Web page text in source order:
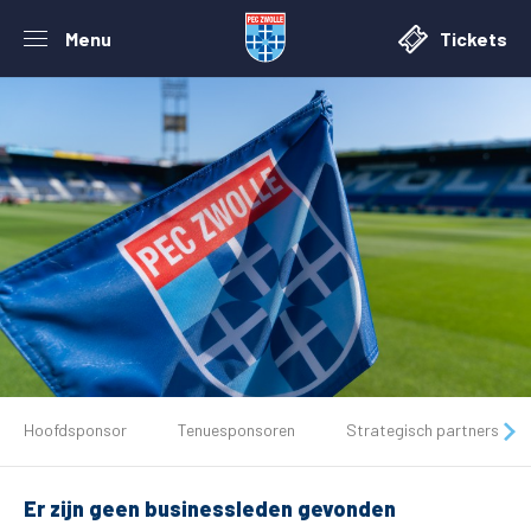
Menu Tickets
Tickets
Matchdays
Hoofdsponsor Tenuesponsoren Strategisch partners
Er zijn geen businessleden gevonden